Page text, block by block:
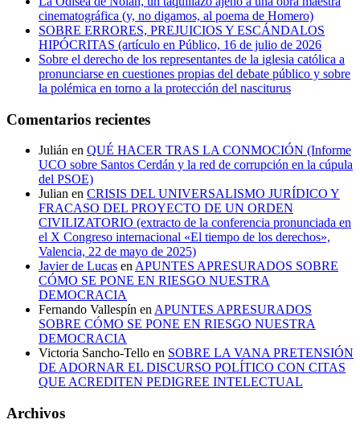
cinematográfica (y, no digamos, al poema de Homero)
SOBRE ERRORES, PREJUICIOS Y ESCÁNDALOS
HIPÓCRITAS (artículo en Público, 16 de julio de 2026
Sobre el derecho de los representantes de la iglesia católica a
pronunciarse en cuestiones propias del debate público y sobre
la polémica en torno a la protección del nasciturus
Comentarios recientes
Julián en QUÉ HACER TRAS LA CONMOCIÓN (Informe
UCO sobre Santos Cerdán y la red de corrupción en la cúpula
del PSOE)
Julian en CRISIS DEL UNIVERSALISMO JURÍDICO Y
FRACASO DEL PROYECTO DE UN ORDEN
CIVILIZATORIO (extracto de la conferencia pronunciada en
el X Congreso internacional «El tiempo de los derechos»,
Valencia, 22 de mayo de 2025)
Javier de Lucas en APUNTES APRESURADOS SOBRE
CÓMO SE PONE EN RIESGO NUESTRA
DEMOCRACIA
Fernando Vallespín en APUNTES APRESURADOS
SOBRE CÓMO SE PONE EN RIESGO NUESTRA
DEMOCRACIA
Victoria Sancho-Tello en SOBRE LA VANA PRETENSIÓN
DE ADORNAR EL DISCURSO POLÍTICO CON CITAS
QUE ACREDITEN PEDIGREE INTELECTUAL
Archivos